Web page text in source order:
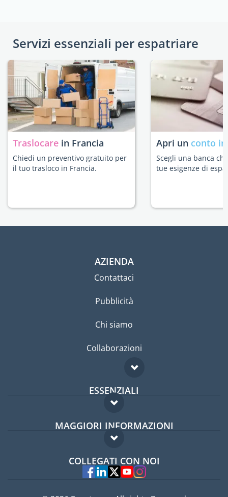
Servizi essenziali per espatriare
Traslocare in Francia
Chiedi un preventivo gratuito per
il tuo trasloco in Francia.
Apri un conto
Scegli una banca
tue esigenze di
AZIENDA
Contattaci
Pubblicità
Chi siamo
Collaborazioni
ESSENZIALI
Forum per expat
Guida per expat
MAGGIORI INFORMAZIONI
Domande frequenti
Esperti
COLLEGATI CON NOI